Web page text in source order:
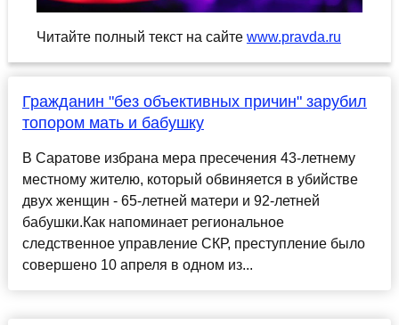
Читайте полный текст на сайте www.pravda.ru
Гражданин "без объективных причин" зарубил
топором мать и бабушку
В Саратове избрана мера пресечения 43-летнему
местному жителю, который обвиняется в убийстве
двух женщин - 65-летней матери и 92-летней
бабушки.Как напоминает региональное
следственное управление СКР, преступление было
совершено 10 апреля в одном из...